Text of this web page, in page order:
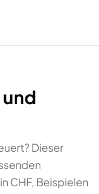
Dieser
CHF, Beispielen